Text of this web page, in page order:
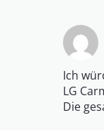
Ich
LG
Die